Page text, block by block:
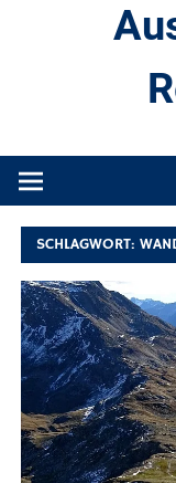
Produkttests und
SCHLAGWORT: